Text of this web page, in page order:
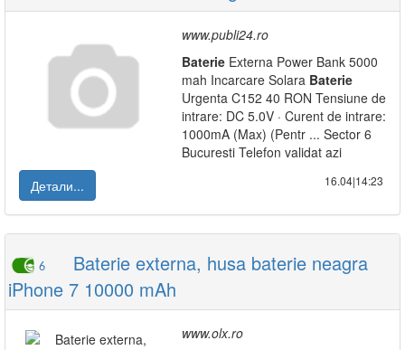
www.publi24.ro
Baterie Externa Power Bank 5000
mah Incarcare Solara Baterie
Urgenta C152 40 RON Tensiune de
intrare: DC 5.0V · Curent de intrare:
1000mA (Max) (Pentr ... Sector 6
Bucuresti Telefon validat azi
Детали...
16.04|14:23
6
Baterie externa, husa baterie neagra
iPhone 7 10000 mAh
www.olx.ro